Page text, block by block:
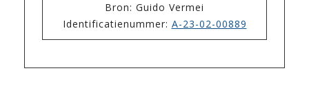
Bron: Guido Vermei
Identificatienummer: A-23-02-00889